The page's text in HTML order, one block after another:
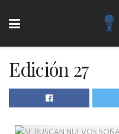
Edición 27